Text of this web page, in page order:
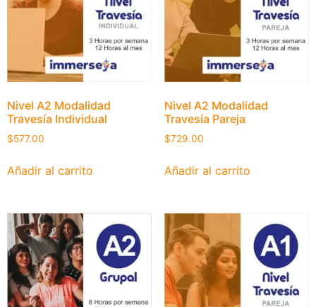
Nivel A2 Modalidad
Travesía Individual
$577.00
Añadir al carrito
Nivel A2 Modalidad
Travesía Pareja
$729.00
Añadir al carrito